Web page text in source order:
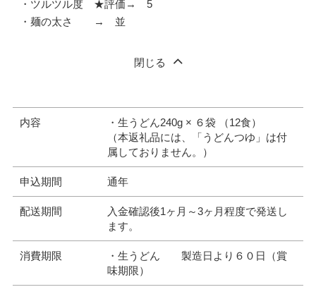
・ツルツル度 ★評価→ 5
・麺の太さ → 並
閉じる
内容
・生うどん240g × ６袋 （12食）
（本返礼品には、「うどんつゆ」は付
属しておりません。）
申込期間 通年
配送期間
入金確認後1ヶ月～3ヶ月程度で発送し
ます。
消費期限
・生うどん 製造日より６０日（賞
味期限）